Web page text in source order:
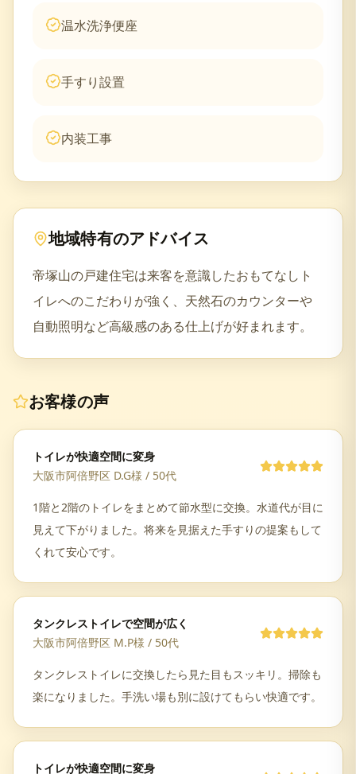
温水洗浄便座
手すり設置
内装工事
地域特有のアドバイス
帝塚山の戸建住宅は来客を意識したおもてなしト
イレへのこだわりが強く、天然石のカウンターや
自動照明など高級感のある仕上げが好まれます。
お客様の声
トイレが快適空間に変身
大阪市阿倍野区 D.G様 / 50代
1階と2階のトイレをまとめて節水型に交換。水道代が目に
見えて下がりました。将来を見据えた手すりの提案もして
くれて安心です。
タンクレストイレで空間が広く
大阪市阿倍野区 M.P様 / 50代
タンクレストイレに交換したら見た目もスッキリ。掃除も
楽になりました。手洗い場も別に設けてもらい快適です。
トイレが快適空間に変身